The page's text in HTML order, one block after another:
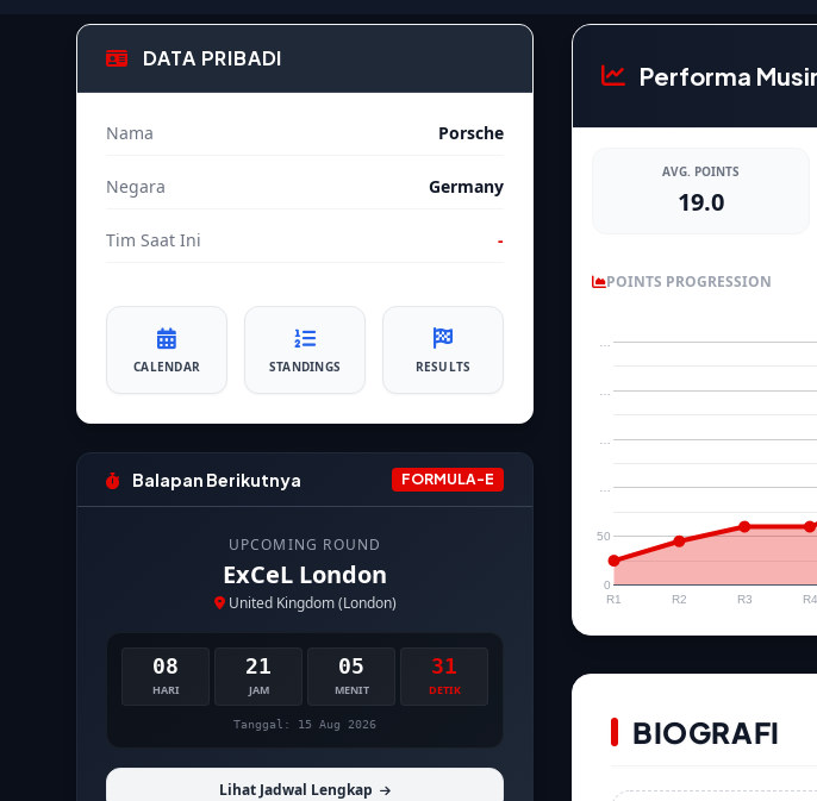
DATA PRIBADI
Nama Porsche
Negara Germany
Tim Saat Ini -
CALENDAR STANDINGS RESULTS
Balapan Berikutnya FORMULA-E
UPCOMING ROUND
ExCeL London
United Kingdom (London)
08
HARI
21
JAM
05
MENIT
30
DETIK
Tanggal: 15 Aug 2026
Lihat Jadwal Lengkap
Performa
AVG. POINTS
19.0
POINTS PROGRESSION
R1 R2 R3 R4
0
50
…
BIOGRAFI